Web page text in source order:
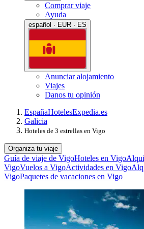
Comprar viaje
Ayuda
español · EUR · ES
Anunciar alojamiento
Viajes
Danos tu opinión
EspañaHotelesExpedia.es
Galicia
Hoteles de 3 estrellas en Vigo
Organiza tu viaje
Guía de viaje de VigoHoteles en Vigo
VigoVuelos a VigoActividades en Vigo
VigoPaquetes de vacaciones en Vigo